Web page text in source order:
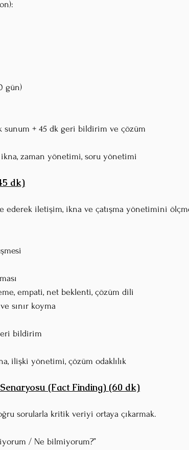
gün)
sunum + 45 dk geri bildirim ve çözüm
ikna, zaman yönetimi, soru yönetimi
dk)
ederek iletişim, ikna ve çatışma yönetimini
empati, net beklenti, çözüm dili
sınır koyma
bildirim
ilişki yönetimi, çözüm odaklılık
(Fact Finding) (60 dk)
sorularla kritik veriyi ortaya çıkarmak.
/ Ne bilmiyorum?”